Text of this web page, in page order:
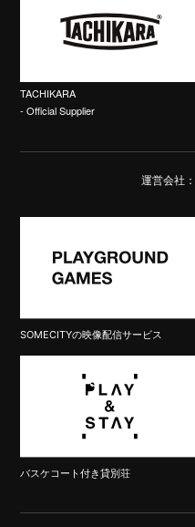
TACHIKARA
- Official Supplier
運営会社：
SOMECITYの映像配信サービス
バスケコート付き貸別荘